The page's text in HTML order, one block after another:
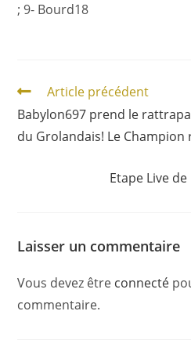
; 9- Bourd18
Article précédent
Babylon697 prend le
du Grolandais! Le Champion
Etape Live
Laisser un commentaire
Vous devez être connecté
commentaire.